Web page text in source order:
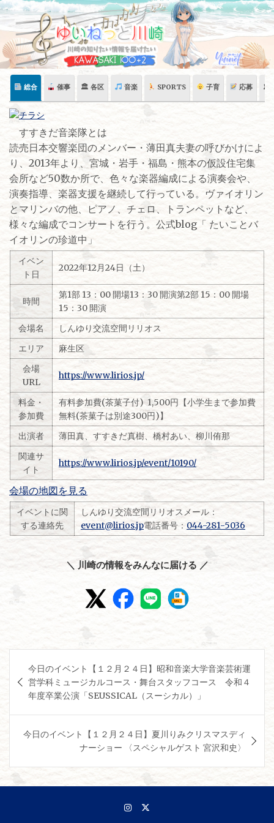
Skip
content
総合 催事 🏛 各区 音楽 SPORTS 子育 応募 🏛
すすきだ音楽隊とは
読売日本交響楽団のメンバー・薄田真夫妻の呼びかけによ
り、2013年より、宮城・岩手・福島・熊本の仮設住宅集
会所など50数か所で、色々な楽器編成による演奏会や、
演奏指導、楽器支援を継続して行っている。ヴァイオリン
とマリンバの他、ピアノ、チェロ、トランペットなど、
様々な編成でコンサートを行う。公式blog「 たいことバ
イオリンの珍道中」
イベン
ト日
2022年12月24日（土）
時間
第1部 13：00 開場13：30 開演第2部 15：00 開場
15：30 開演
会場名
しんゆり交流空間リリオス
エリア
麻生区
会場
URL
https://www.lirios.jp/
料金・
参加費
有料参加費(茶菓子付) 1,500円【小学生まで参加費
無料(茶菓子は別途300円)】
出演者
薄田真、すすきだ真樹、橋村あい、柳川侑那
関連サ
イト
https://www.lirios.jp/event/10190/
会場の地図を見る
イベントに関
する連絡先
しんゆり交流空間リリオスメール：
event@lirios.jp電話番号： 044-281-5036
＼ 川崎の情報をみんなに届ける ／
稿
ビ
ゲ
シ
今日のイベント【１２月２４日】昭和音楽大学音楽芸術運
営学科ミュージカルコース・舞台スタッフコース 令和４
年度卒業公演「SEUSSICAL（スーシカル）」
今日のイベント【１２月２４日】夏川りみクリスマスディ
ナーショー 〈スペシャルゲスト 宮沢和史〉